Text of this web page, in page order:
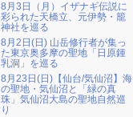
8月3日（月）イザナギ伝説に
彩られた天橋立、元伊勢・籠
神社を巡る
8月2日(日) 山岳修行者が集っ
た東京奥多摩の聖地「日原鍾
乳洞」を巡る
8月23日(日)【仙台/気仙沼】海
の聖地・気仙沼と「緑の真
珠」気仙沼大島の聖地自然巡
り